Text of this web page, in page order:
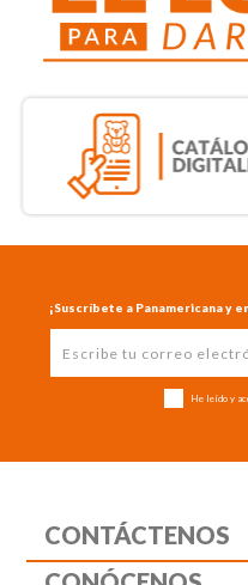
¡Suscríbete a Panamericana y
He leído y
CONTÁCTENOS